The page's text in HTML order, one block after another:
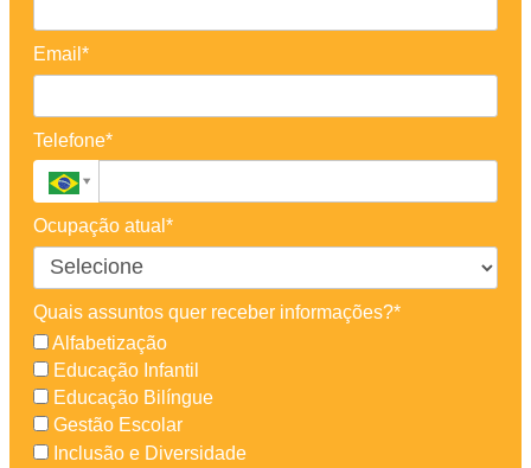
Email*
Telefone*
Ocupação atual*
Quais assuntos quer receber informações?*
Alfabetização
Educação Infantil
Educação Bilíngue
Gestão Escolar
Inclusão e Diversidade